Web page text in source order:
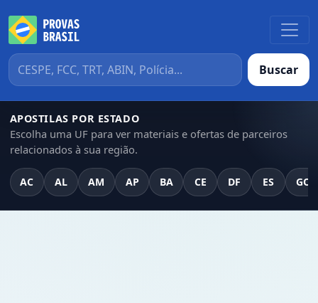
Buscar
APOSTILAS POR ESTADO
Escolha uma UF para ver materiais e ofertas de parceiros
relacionados à sua região.
AC AL AM AP BA CE DF ES GO